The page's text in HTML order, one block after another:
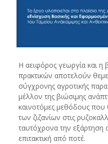
Η αειφόρος γεωργία και η
πρακτικών αποτελούν
σύγχρονης αγροτικής
μέλλον της βιώσιμης
καινοτόμες μεθόδους που
των ζιζανίων στις
ταυτόχρονα την εξάρτηση
επιτακτική από ποτέ.